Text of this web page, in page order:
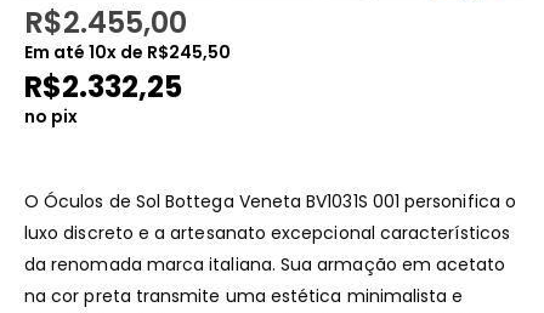
R$2.455,00
Em até 10x de R$245,50
R$2.332,25
no pix
O Óculos de Sol Bottega Veneta BV1031S 001 personifica o
luxo discreto e a artesanato excepcional característicos
da renomada marca italiana. Sua armação em acetato
na cor preta transmite uma estética minimalista e